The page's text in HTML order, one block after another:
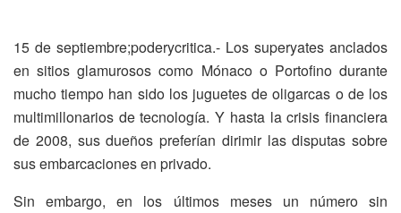
15 de septiembre;poderycritica.- Los superyates anclados
en sitios glamurosos como Mónaco o Portofino durante
mucho tiempo han sido los juguetes de oligarcas o de los
multimillonarios de tecnología. Y hasta la crisis financiera
de 2008, sus dueños preferían dirimir las disputas sobre
sus embarcaciones en privado.
Sin embargo, en los últimos meses un número sin